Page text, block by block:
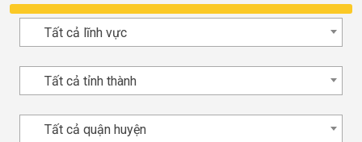
Tất cả lĩnh vực
Tất cả tỉnh thành
Tất cả quận huyện